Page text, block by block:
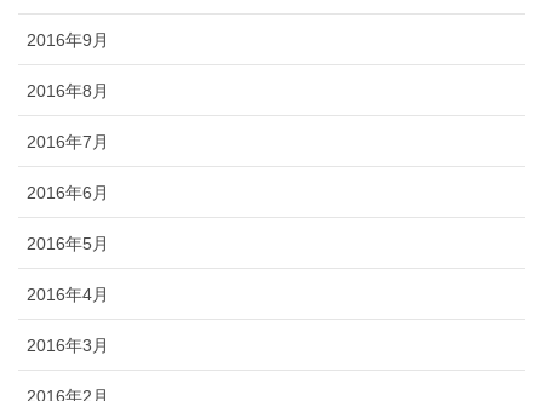
2016年9月
2016年8月
2016年7月
2016年6月
2016年5月
2016年4月
2016年3月
2016年2月